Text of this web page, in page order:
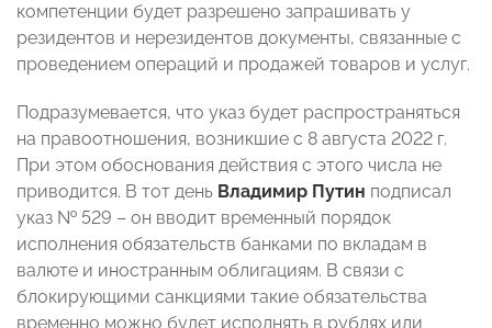
компетенции будет разрешено запрашивать у
резидентов и нерезидентов документы, связанные с
проведением операций и продажей товаров и услуг.
Подразумевается, что указ будет распространяться
на правоотношения, возникшие с 8 августа 2022 г.
При этом обоснования действия с этого числа не
приводится. В тот день Владимир Путин подписал
указ № 529 – он вводит временный порядок
исполнения обязательств банками по вкладам в
валюте и иностранным облигациям. В связи с
блокирующими санкциями такие обязательства
временно можно будет исполнять в рублях или